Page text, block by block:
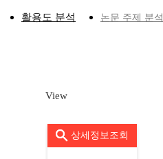
활용도 분석 논문 주제 분석
View
상세정보조회